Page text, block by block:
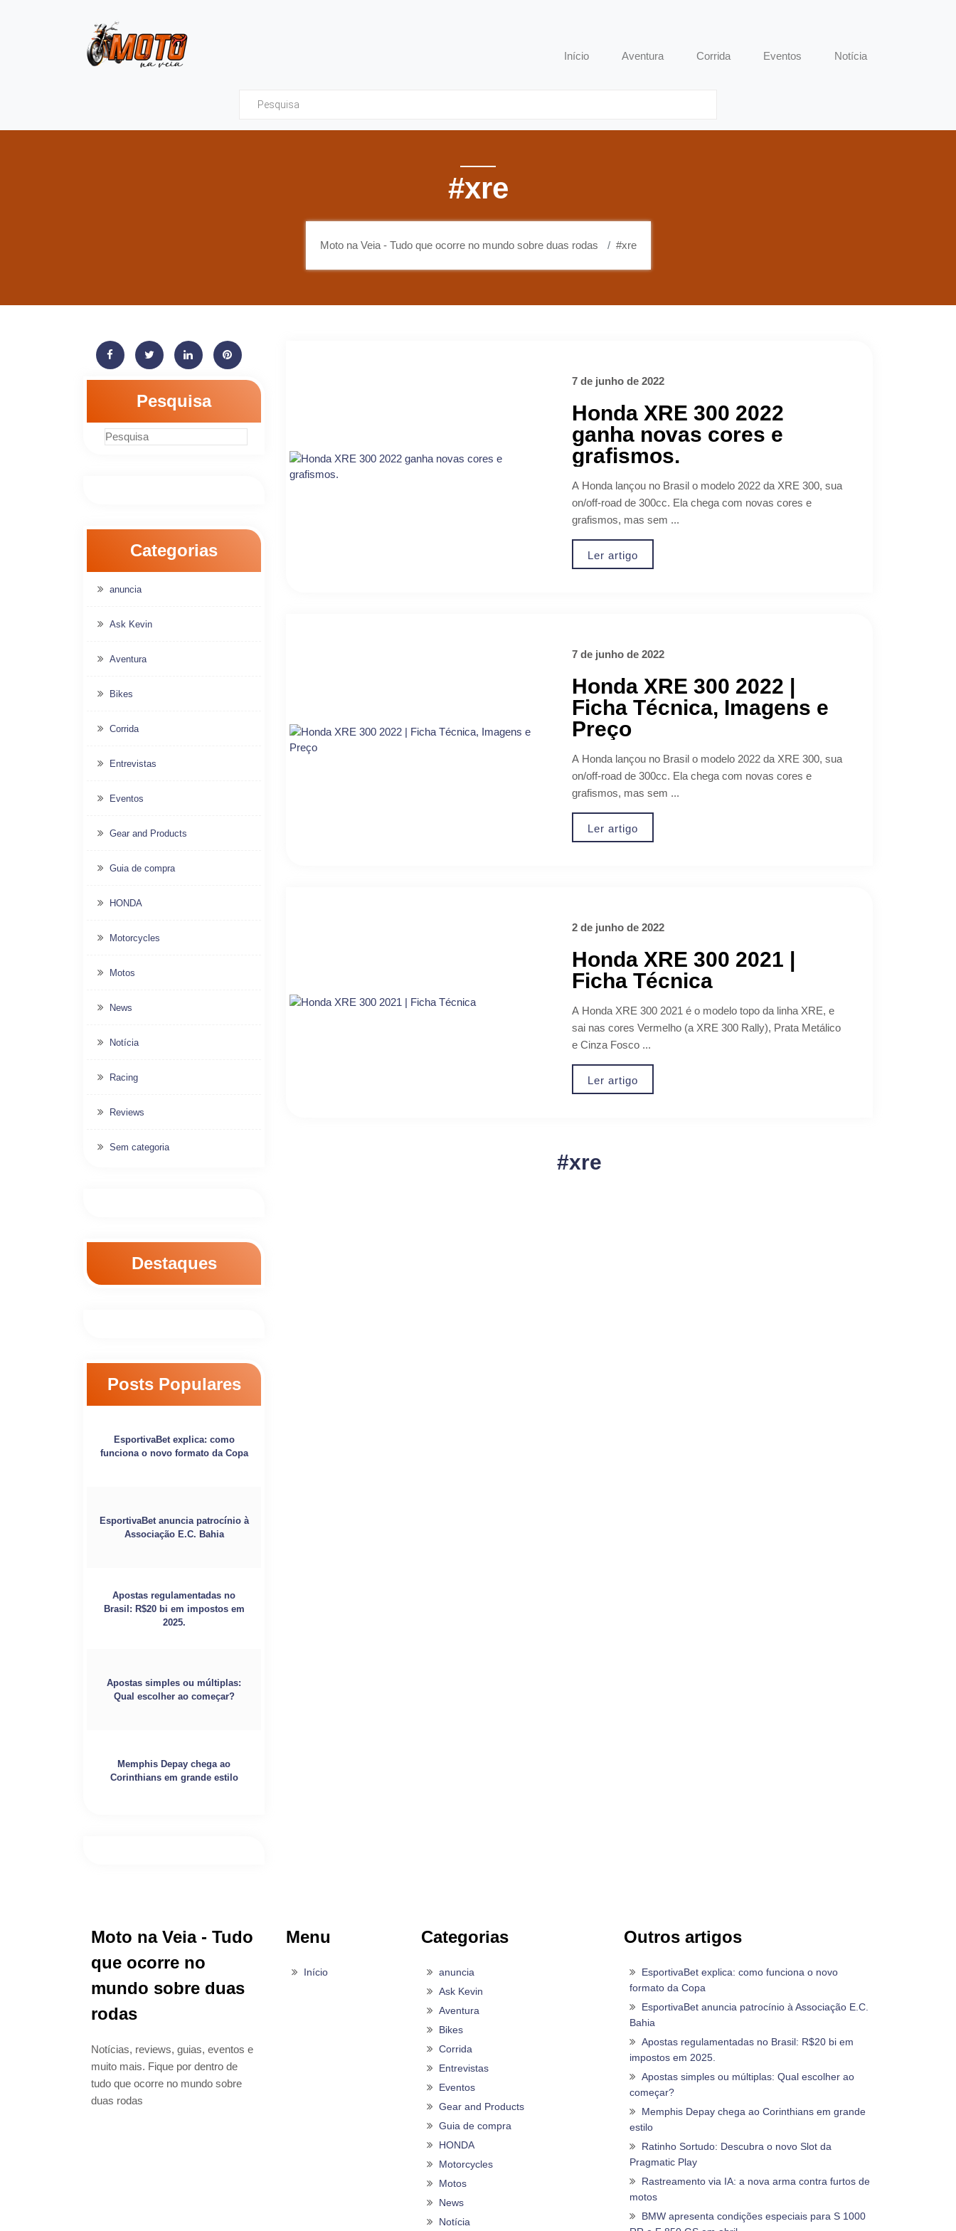
Início Aventura Corrida Eventos Notícia
#xre
Moto na Veia - Tudo que ocorre no mundo sobre duas rodas #xre
7 de junho de 2022
Honda XRE 300 2022
ganha novas cores e
grafismos.
A Honda lançou no Brasil o modelo 2022 da XRE 300, sua
on/off-road de 300cc. Ela chega com novas cores e
grafismos, mas sem ...
Ler artigo
7 de junho de 2022
Honda XRE 300 2022 |
Ficha Técnica, Imagens e
Preço
A Honda lançou no Brasil o modelo 2022 da XRE 300, sua
on/off-road de 300cc. Ela chega com novas cores e
grafismos, mas sem ...
Ler artigo
2 de junho de 2022
Honda XRE 300 2021 |
Ficha Técnica
A Honda XRE 300 2021 é o modelo topo da linha XRE, e
sai nas cores Vermelho (a XRE 300 Rally), Prata Metálico
e Cinza Fosco ...
Ler artigo
#xre
Pesquisa
Categorias
anuncia
Ask Kevin
Aventura
Bikes
Corrida
Entrevistas
Eventos
Gear and Products
Guia de compra
HONDA
Motorcycles
Motos
News
Notícia
Racing
Reviews
Sem categoria
Destaques
Posts Populares
EsportivaBet explica: como
funciona o novo formato da Copa
EsportivaBet anuncia patrocínio à
Associação E.C. Bahia
Apostas regulamentadas no
Brasil: R$20 bi em impostos em
2025.
Apostas simples ou múltiplas:
Qual escolher ao começar?
Memphis Depay chega ao
Corinthians em grande estilo
Moto na Veia - Tudo
que ocorre no
mundo sobre duas
rodas
Notícias, reviews, guias, eventos e
muito mais. Fique por dentro de
tudo que ocorre no mundo sobre
duas rodas
Menu
Início
Categorias
anuncia
Ask Kevin
Aventura
Bikes
Corrida
Entrevistas
Eventos
Gear and Products
Guia de compra
HONDA
Motorcycles
Motos
News
Notícia
Outros artigos
EsportivaBet explica: como funciona o novo
formato da Copa
EsportivaBet anuncia patrocínio à Associação E.C.
Bahia
Apostas regulamentadas no Brasil: R$20 bi em
impostos em 2025.
Apostas simples ou múltiplas: Qual escolher ao
começar?
Memphis Depay chega ao Corinthians em grande
estilo
Ratinho Sortudo: Descubra o novo Slot da
Pragmatic Play
Rastreamento via IA: a nova arma contra furtos de
motos
BMW apresenta condições especiais para S 1000